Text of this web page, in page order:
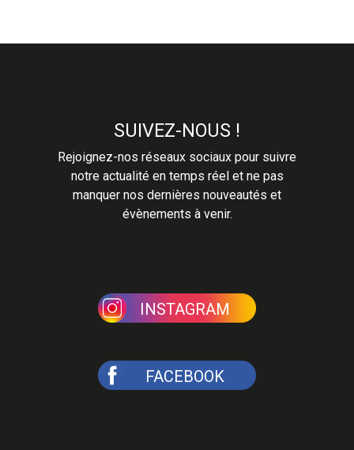
SUIVEZ-NOUS !
Rejoignez-nos réseaux sociaux pour suivre
notre actualité en temps réel et ne pas
manquer nos dernières nouveautés et
évènements à venir.
INSTAGRAM
FACEBOOK